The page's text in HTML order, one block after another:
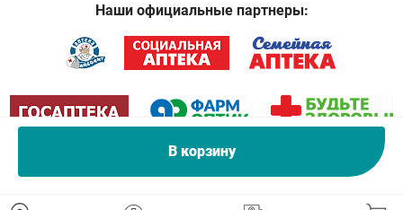
В корзину
Наши официальные партнеры: